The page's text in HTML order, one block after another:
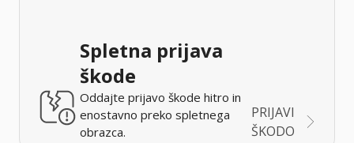
Spletna prijava
škode
Oddajte prijavo škode hitro in
enostavno preko spletnega
obrazca.
PRIJAVI
ŠKODO